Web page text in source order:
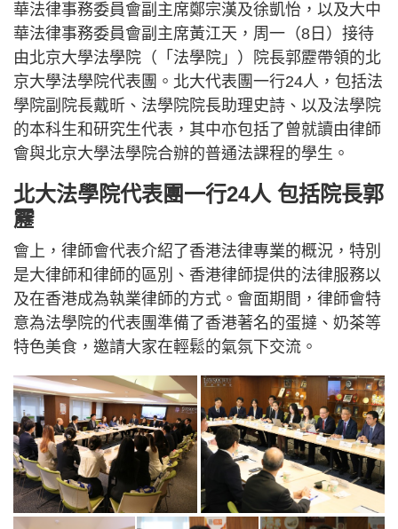
華法律事務委員會副主席鄭宗漢及徐凱怡，以及大中
華法律事務委員會副主席黃江天，周一（8日）接待
由北京大學法學院（「法學院」）院長郭靂帶領的北
京大學法學院代表團。北大代表團一行24人，包括法
學院副院長戴昕、法學院院長助理史詩、以及法學院
的本科生和研究生代表，其中亦包括了曾就讀由律師
會與北京大學法學院合辦的普通法課程的學生。
北大法學院代表團一行24人 包括院長郭
靂
會上，律師會代表介紹了香港法律專業的概況，特別
是大律師和律師的區別、香港律師提供的法律服務以
及在香港成為執業律師的方式。會面期間，律師會特
意為法學院的代表團準備了香港著名的蛋撻、奶茶等
特色美食，邀請大家在輕鬆的氣氛下交流。